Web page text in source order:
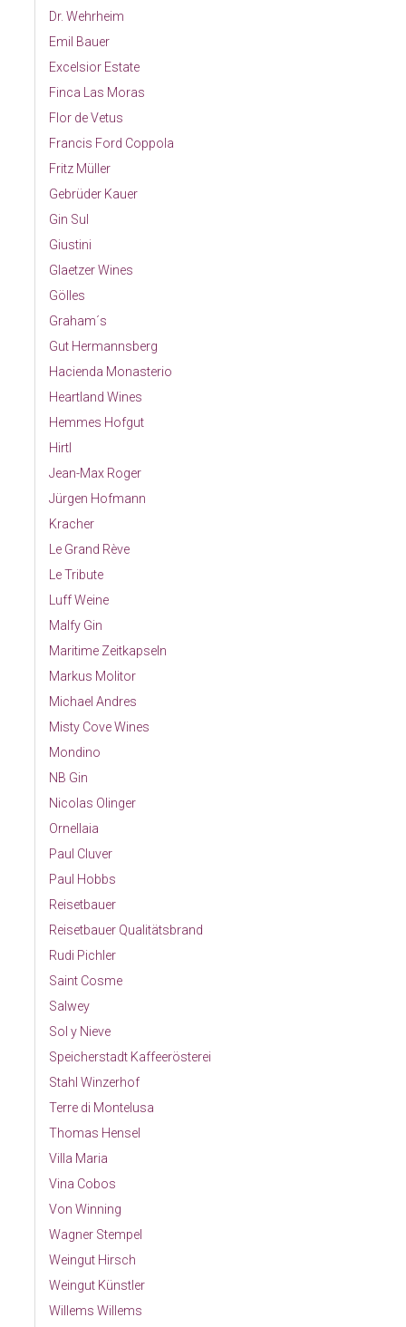
Dr. Wehrheim
Emil Bauer
Excelsior Estate
Finca Las Moras
Flor de Vetus
Francis Ford Coppola
Fritz Müller
Gebrüder Kauer
Gin Sul
Giustini
Glaetzer Wines
Gölles
Graham´s
Gut Hermannsberg
Hacienda Monasterio
Heartland Wines
Hemmes Hofgut
Hirtl
Jean-Max Roger
Jürgen Hofmann
Kracher
Le Grand Rève
Le Tribute
Luff Weine
Malfy Gin
Maritime Zeitkapseln
Markus Molitor
Michael Andres
Misty Cove Wines
Mondino
NB Gin
Nicolas Olinger
Ornellaia
Paul Cluver
Paul Hobbs
Reisetbauer
Reisetbauer Qualitätsbrand
Rudi Pichler
Saint Cosme
Salwey
Sol y Nieve
Speicherstadt Kaffeerösterei
Stahl Winzerhof
Terre di Montelusa
Thomas Hensel
Villa Maria
Vina Cobos
Von Winning
Wagner Stempel
Weingut Hirsch
Weingut Künstler
Willems Willems